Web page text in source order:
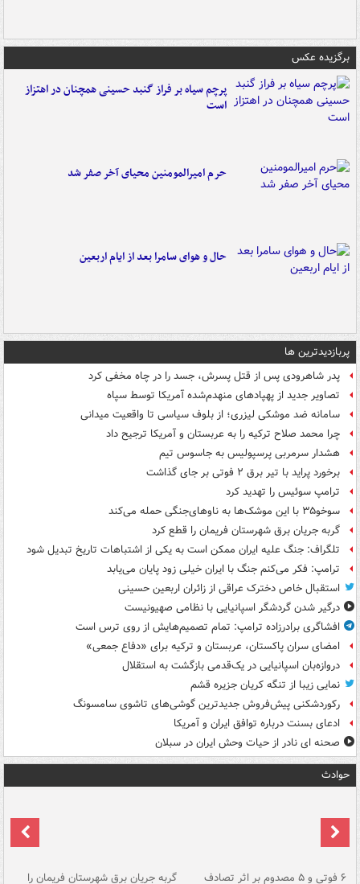
برگزیده عکس
پرچم سیاه بر فراز گنبد حسینی همچنان در اهتزاز
است
حرم امیرالمومنین محیای آخر صفر شد
حال و هوای سامرا بعد از ایام اربعین
پربازدیدترین ها
پدر شاهرودی پس از قتل پسرش، جسد را در چاه مخفی کرد
تصاویر جدید از پهپادهای منهدم‌شده آمریکا توسط سپاه
سامانه ضد موشکی لیزری؛ از بلوف سیاسی تا واقعیت میدانی
چرا محمد صلاح ترکیه را به عربستان و آمریکا ترجیح داد
هشدار سرمربی پرسپولیس به جاسوس تیم
برخورد پراید با تیر برق ۲ فوتی بر جای گذاشت
ترامپ سوئیس را تهدید کرد
سوخو۳۵ با این موشک‌ها به ناوهای‌جنگی حمله می‌کند
گربه جریان برق شهرستان فریمان را قطع کرد
تلگراف: جنگ علیه ایران ممکن است به یکی از اشتباهات تاریخ تبدیل شود
ترامپ: فکر می‌کنم جنگ با ایران خیلی زود پایان می‌یابد
استقبال خاص دخترک عراقی از زائران اربعین حسینی
درگیر شدن گردشگر اسپانیایی با نظامی صهیونیست
افشاگری برادرزاده ترامپ: تمام تصمیم‌هایش از روی ترس است
امضای سران پاکستان، عربستان و ترکیه برای «دفاع جمعی»
دروازه‌بان اسپانیایی در یک‌قدمی بازگشت به استقلال
نمایی زیبا از تنگه کریان جزیره قشم
رکوردشکنی پیش‌فروش جدیدترین گوشی‌های تاشوی سامسونگ
ادعای بسنت درباره توافق ایران و آمریکا
صحنه ای نادر از حیات وحش ایران در سبلان
حوادث
۶ فوتی و ۵ مصدوم بر اثر تصادف گربه جریان برق شهرستان فریمان را